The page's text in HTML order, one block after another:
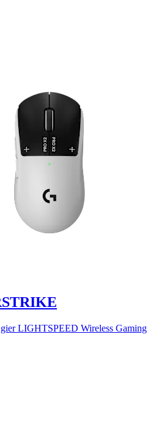
LIGHTSPEED Wireless Gaming